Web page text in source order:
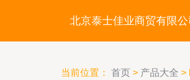
北京泰士佳业商贸有限公
当前位置： 首页 > 产品大全 >